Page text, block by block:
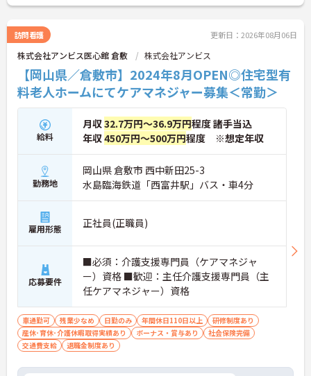
訪問看護 更新日：2026年08月06日
株式会社アンビス医心館 倉敷 株式会社アンビス
【岡山県／倉敷市】2024年8月OPEN◎住宅型有
料老人ホームにてケアマネジャー募集＜常勤＞
給料
月収32.7万円～36.9万円程度 諸手当込
年収450万円～500万円程度 ※想定年収
勤務地
岡山県 倉敷市 西中新田25-3
水島臨海鉄道「西富井駅」バス・車4分
雇用形態 正社員(正職員)
応募要件
■必須：介護支援専門員（ケアマネジャ
ー）資格 ■歓迎：主任介護支援専門員（主
任ケアマネジャー）資格
車通勤可 残業少なめ 日勤のみ 年間休日110日以上
研修制度あり
産休･育休･介護休暇取得実績あり
ボーナス・賞与あり
社会保険完備
交通費支給
退職金制度あり